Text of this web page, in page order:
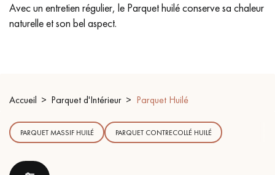
PARQUET HUILÉ PARQUET EN BOIS BRUT
ACCESSOIRES PARQUET
Avec un entretien régulier, le Parquet huilé conserve sa chaleur
naturelle et son bel aspect.
Accueil Parquet d'Intérieur Parquet Huilé
PARQUET MASSIF HUILÉ PARQUET CONTRECOLLÉ HUILÉ